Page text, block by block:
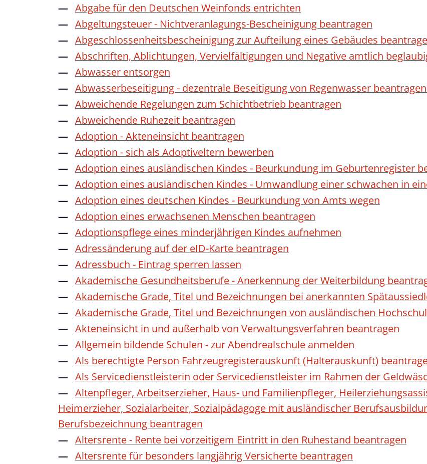
Abgabe für den Deutschen Weinfonds entrichten
Abgeltungsteuer - Nichtveranlagungs-Bescheinigung beantragen
Abgeschlossenheitsbescheinigung zur Aufteilung eines Gebäudes
Abschriften, Ablichtungen, Vervielfältigungen und Negative amtlich
Abwasser entsorgen
Abwasserbeseitigung - dezentrale Beseitigung von Regenwasser
Abweichende Regelungen zum Schichtbetrieb beantragen
Abweichende Ruhezeit beantragen
Adoption - Akteneinsicht beantragen
Adoption - sich als Adoptiveltern bewerben
Adoption eines ausländischen Kindes - Beurkundung im Geburtenregister
Adoption eines ausländischen Kindes - Umwandlung einer schwachen in
Adoption eines deutschen Kindes - Beurkundung von Amts wegen
Adoption eines erwachsenen Menschen beantragen
Adoptionspflege eines minderjährigen Kindes aufnehmen
Adressänderung auf der eID-Karte beantragen
Adressbuch - Eintrag sperren lassen
Akademische Gesundheitsberufe - Anerkennung der Weiterbildung
Akademische Grade, Titel und Bezeichnungen bei anerkannten
Akademische Grade, Titel und Bezeichnungen von ausländischen
Akteneinsicht in und außerhalb von Verwaltungsverfahren beantragen
Allgemein bildende Schulen - zur Abendrealschule anmelden
Als berechtigte Person Fahrzeugregisterauskunft (Halterauskunft)
Als Servicedienstleisterin oder Servicedienstleister im Rahmen der
Altenpfleger, Arbeitserzieher, Haus- und Familienpfleger,
Heimerzieher, Sozialarbeiter, Sozialpädagoge mit ausländischer
Berufsbezeichnung beantragen
Altersrente - Rente bei vorzeitigem Eintritt in den Ruhestand beantragen
Altersrente für besonders langjährig Versicherte beantragen